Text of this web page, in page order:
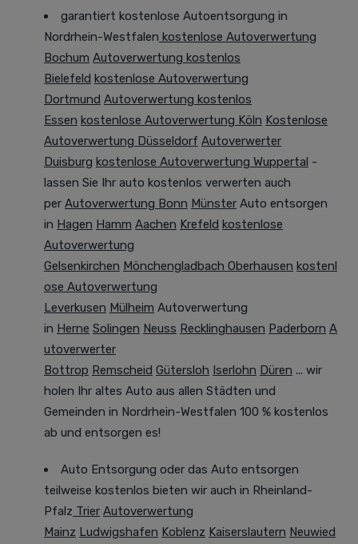
garantiert kostenlose Autoentsorgung in
Nordrhein-Westfalen kostenlose Autoverwertung
Bochum Autoverwertung kostenlos
Bielefeld kostenlose Autoverwertung
Dortmund Autoverwertung kostenlos
Essen kostenlose Autoverwertung Köln Kostenlose
Autoverwertung Düsseldorf Autoverwerter
Duisburg kostenlose Autoverwertung Wuppertal -
lassen Sie Ihr auto kostenlos verwerten auch
per Autoverwertung Bonn Münster Auto entsorgen
in Hagen Hamm Aachen Krefeld kostenlose
Autoverwertung
Gelsenkirchen Mönchengladbach Oberhausen kostenl
ose Autoverwertung
Leverkusen Mülheim Autoverwertung
in Herne Solingen Neuss Recklinghausen Paderborn A
utoverwerter
Bottrop Remscheid Gütersloh Iserlohn Düren ... wir
holen Ihr altes Auto aus allen Städten und
Gemeinden in Nordrhein-Westfalen 100 % kostenlos
ab und entsorgen es!
Auto Entsorgung oder das Auto entsorgen
teilweise kostenlos bieten wir auch in Rheinland-
Pfalz Trier Autoverwertung
Mainz Ludwigshafen Koblenz Kaiserslautern Neuwied